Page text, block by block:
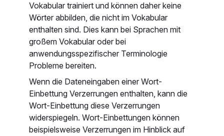
Vokabular trainiert und können daher keine
Wörter abbilden, die nicht im Vokabular
enthalten sind. Dies kann bei Sprachen mit
großem Vokabular oder bei
anwendungsspezifischer Terminologie
Probleme bereiten.
Wenn die Dateneingaben einer Wort-
Einbettung Verzerrungen enthalten, kann die
Wort-Einbettung diese Verzerrungen
widerspiegeln. Wort-Einbettungen können
beispielsweise Verzerrungen im Hinblick auf